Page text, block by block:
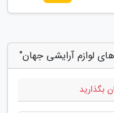
لوازم آرایشی جهان"
بگذارید